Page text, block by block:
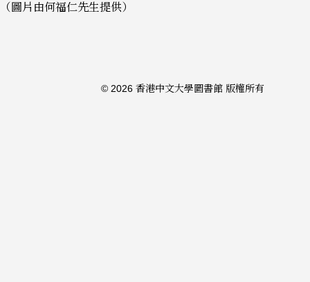
（圖片由何福仁先生提供）
© 2026 香港中文大學圖書館 版權所有